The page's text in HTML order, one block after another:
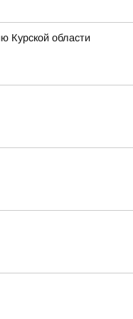
Курской области